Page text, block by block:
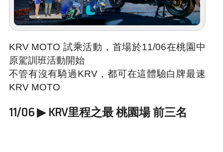
KRV MOTO 試乘活動，首場於11/06在桃園中
原駕訓班活動開始
不管有沒有騎過KRV，都可在這體驗白牌最速
KRV MOTO
11/06 ▶ KRV里程之最 桃園場 前三名